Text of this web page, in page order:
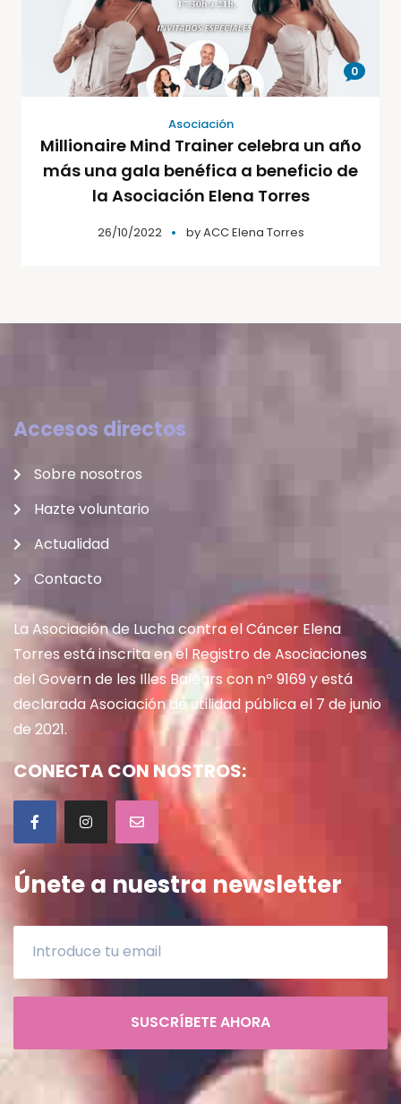
0
Asociación
Millionaire Mind Trainer celebra un año
más una gala benéfica a beneficio de
la Asociación Elena Torres
26/10/2022 byACC Elena Torres
Accesos directos
Sobre nosotros
Hazte voluntario
Actualidad
Contacto
La Asociación de Lucha contra el Cáncer Elena
Torres está inscrita en el Registro de Asociaciones
del Govern de les Illes Balears con nº 9169 y está
declarada Asociación de utilidad pública el 7 de junio
de 2021.
CONECTA CON NOSTROS:
Únete a nuestra newsletter
SUSCRÍBETE AHORA